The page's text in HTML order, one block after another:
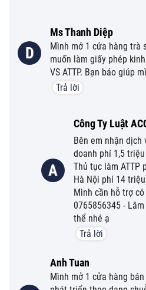
D
Ms Thanh Diệp
Mình mở 1 cửa hàng trà
muốn làm giấy phép
VS ATTP. Bạn báo giúp
Trả lời
A
Công Ty Luật
Bên em nhận dịch
doanh phí 1,5 triệu
Thủ tục làm ATTP
Hà Nội phí 14
Mình cần hỗ trợ
0765856345 -
thể nhé ạ
Trả lời
Anh Tuan
Mình mở 1 cửa hàng